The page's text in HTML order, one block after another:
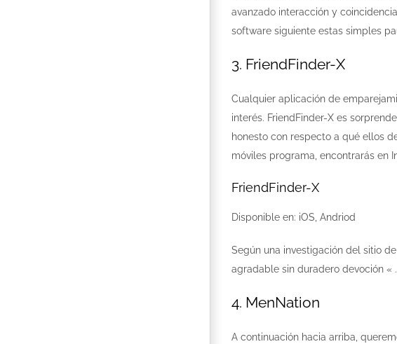
avanzado interacción y
software siguiente estas simples
3. FriendFinder-X
Cualquier aplicación de
interés. FriendFinder-X es
honesto con respecto a qué ellos
móviles programa, encontrarás en
FriendFinder-X
Disponible en: iOS, Andriod
Según una investigación del sitio
agradable sin duradero devoción «
4. MenNation
A continuación hacia arriba,